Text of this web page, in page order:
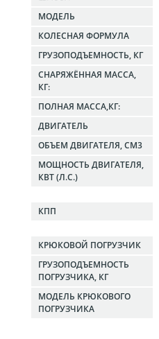
МОДЕЛЬ
КОЛЕСНАЯ ФОРМУЛА
ГРУЗОПОДЪЕМНОСТЬ, КГ
СНАРЯЖЁННАЯ МАССА,
КГ:
ПОЛНАЯ МАССА,КГ:
ДВИГАТЕЛЬ
ОБЪЕМ ДВИГАТЕЛЯ, СМ3
МОЩНОСТЬ ДВИГАТЕЛЯ,
КВТ (Л.С.)
КПП
КРЮКОВОЙ ПОГРУЗЧИК
ГРУЗОПОДЪЕМНОСТЬ
ПОГРУЗЧИКА, КГ
МОДЕЛЬ КРЮКОВОГО
ПОГРУЗЧИКА